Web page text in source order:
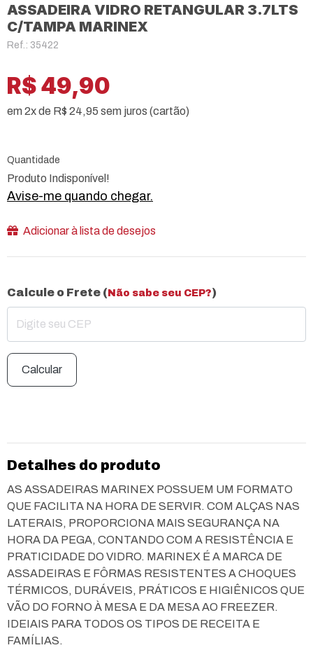
ASSADEIRA VIDRO RETANGULAR 3.7LTS
C/TAMPA MARINEX
Ref.: 35422
R$ 49,90
em 2x de R$ 24,95 sem juros (cartão)
Quantidade
Produto Indisponível!
Avise-me quando chegar.
Adicionar à lista de desejos
Calcule o Frete ( Não sabe seu CEP?)
Calcular
Detalhes do produto
AS ASSADEIRAS MARINEX POSSUEM UM FORMATO
QUE FACILITA NA HORA DE SERVIR. COM ALÇAS NAS
LATERAIS, PROPORCIONA MAIS SEGURANÇA NA
HORA DA PEGA, CONTANDO COM A RESISTÊNCIA E
PRATICIDADE DO VIDRO. MARINEX É A MARCA DE
ASSADEIRAS E FÔRMAS RESISTENTES A CHOQUES
TÉRMICOS, DURÁVEIS, PRÁTICOS E HIGIÊNICOS QUE
VÃO DO FORNO À MESA E DA MESA AO FREEZER.
IDEIAIS PARA TODOS OS TIPOS DE RECEITA E
FAMÍLIAS.